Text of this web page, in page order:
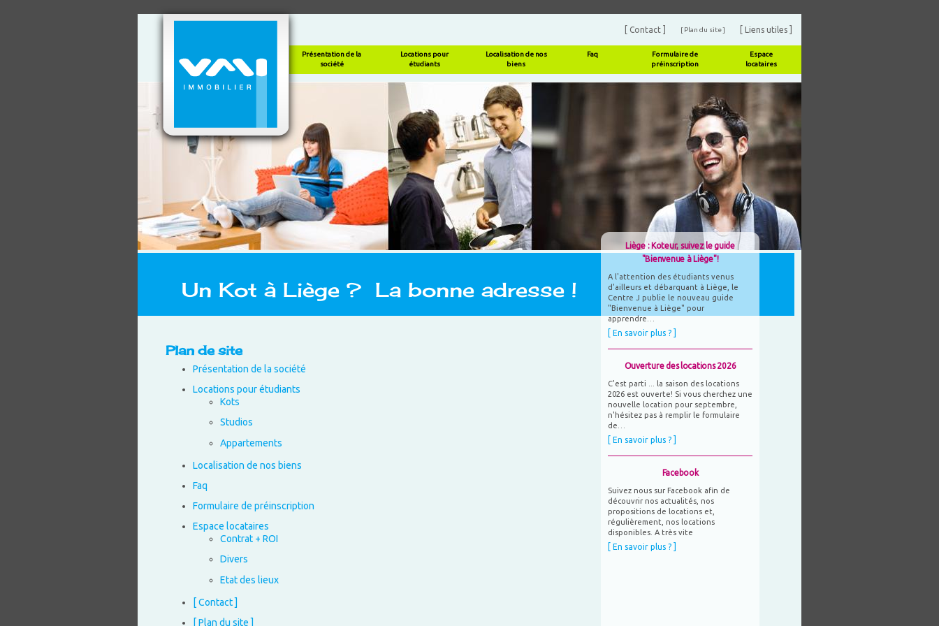
[ Contact ] [ Plan du site ] [ Liens utiles ]
Présentation de la
société
Locations pour
étudiants
Localisation de nos
biens
Faq
Formulaire de
préinscription
Espace
locataires
Un Kot à Liège ? La bonne adresse !
Plan de site
Présentation de la société
Locations pour étudiants
Kots
Studios
Appartements
Localisation de nos biens
Faq
Formulaire de préinscription
Espace locataires
Contrat + ROI
Divers
Etat des lieux
[ Contact ]
[ Plan du site ]
Liège : Koteur, suivez le guide
"Bienvenue à Liège"!
A l'attention des étudiants venus
d'ailleurs et débarquant à Liège, le
Centre J publie le nouveau guide
"Bienvenue à Liège" pour
apprendre…
[ En savoir plus ? ]
Ouverture des locations 2026
C'est parti ... la saison des locations
2026 est ouverte! Si vous cherchez une
nouvelle location pour septembre,
n'hésitez pas à remplir le formulaire
de…
[ En savoir plus ? ]
Facebook
Suivez nous sur Facebook afin de
découvrir nos actualités, nos
propositions de locations et,
régulièrement, nos locations
disponibles. A très vite
[ En savoir plus ? ]